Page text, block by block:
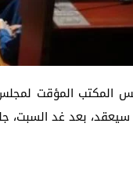
المكتب المؤقت لمجلس
بعد غد السبت،